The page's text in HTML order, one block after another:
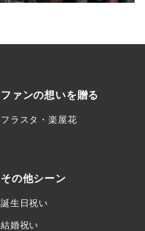
ファンの想いを贈る
フラスタ・楽屋花
その他シーン
誕生日祝い
結婚祝い